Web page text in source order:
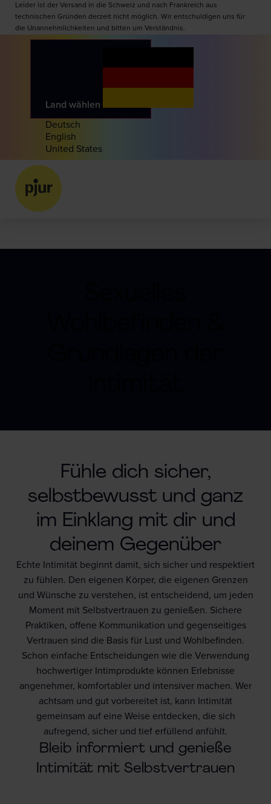
Leider ist der Versand in die Schweiz und nach Frankreich aus
technischen Gründen derzeit nicht möglich. Wir entschuldigen uns für
die Unannehmlichkeiten und bitten um Verständnis.
Land wählen
Deutsch
English
United States
Fühle dich sicher,
selbstbewusst und ganz
im Einklang mit dir und
deinem Gegenüber
Echte Intimität beginnt damit, sich sicher und respektiert
zu fühlen. Den eigenen Körper, die eigenen Grenzen
und Wünsche zu verstehen, ist entscheidend, um jeden
Moment mit Selbstvertrauen zu genießen. Sichere
Praktiken, offene Kommunikation und gegenseitiges
Vertrauen sind die Basis für Lust und Wohlbefinden.
Schon einfache Entscheidungen wie die Verwendung
hochwertiger Intimprodukte können Erlebnisse
angenehmer, komfortabler und intensiver machen. Wer
achtsam und gut vorbereitet ist, kann Intimität
gemeinsam auf eine Weise entdecken, die sich
aufregend, sicher und tief erfüllend anfühlt.
Bleib informiert und genieße
Intimität mit Selbstvertrauen